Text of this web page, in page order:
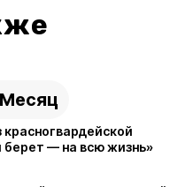
Месяц
красногвардейской
берет — на всю жизнь»